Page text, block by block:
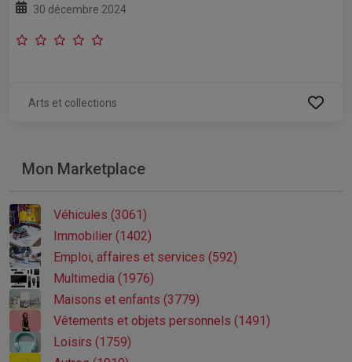
30 décembre 2024
Arts et collections
Mon Marketplace
Véhicules (3061)
Immobilier (1402)
Emploi, affaires et services (592)
Multimedia (1976)
Maisons et enfants (3779)
Vêtements et objets personnels (1491)
Loisirs (1759)